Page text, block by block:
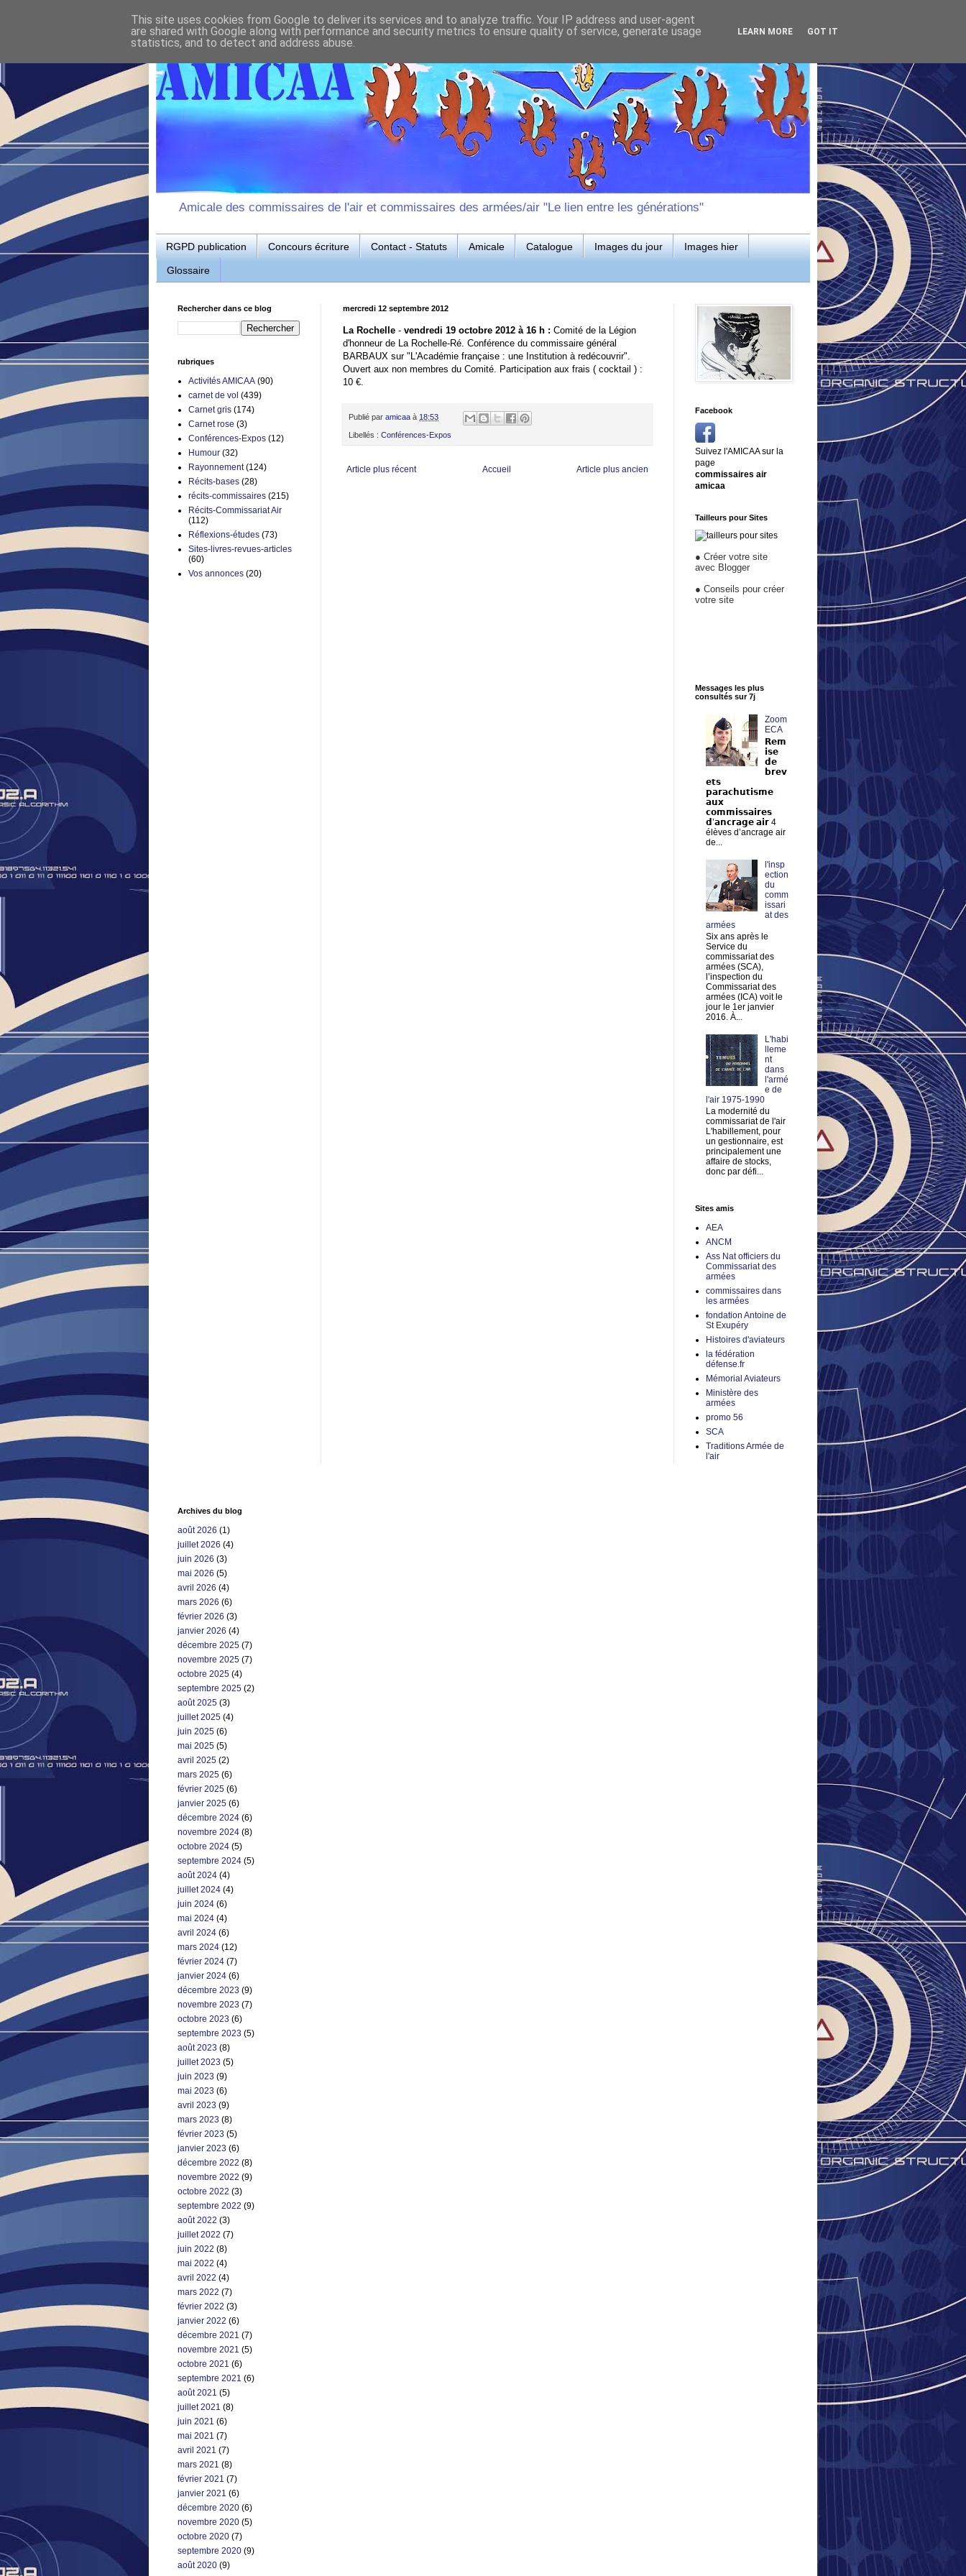
Amicale des commissaires de l'air et commissaires des armées/air "Le lien entre les générations"
RGPD publication Concours écriture Contact - Statuts Amicale Catalogue Images du jour Images hier
Glossaire
mercredi 12 septembre 2012
La Rochelle - vendredi 19 octobre 2012 à 16 h : Comité de la Légion
d'honneur de La Rochelle-Ré. Conférence du commissaire général
BARBAUX sur "L'Académie française : une Institution à redécouvrir".
Ouvert aux non membres du Comité. Participation aux frais ( cocktail ) :
10 €.
Publié par amicaa à 18:53
Libellés : Conférences-Expos
Article plus récent Article plus ancien
Accueil
Rechercher dans ce blog
rubriques
Activités AMICAA (90)
carnet de vol (439)
Carnet gris (174)
Carnet rose (3)
Conférences-Expos (12)
Humour (32)
Rayonnement (124)
Récits-bases (28)
récits-commissaires (215)
Récits-Commissariat Air
(112)
Réflexions-études (73)
Sites-livres-revues-articles
(60)
Vos annonces (20)
Facebook
Suivez l'AMICAA sur la
page
commissaires air
amicaa
Tailleurs pour Sites
● Créer votre site
avec Blogger
● Conseils pour créer
votre site
Messages les plus
consultés sur 7j
Zoom
ECA
𝗥𝗲𝗺
𝗶𝘀𝗲
𝗱𝗲
𝗯𝗿𝗲𝘃
𝗲𝘁𝘀
𝗽𝗮𝗿𝗮𝗰𝗵𝘂𝘁𝗶𝘀𝗺𝗲
𝗮𝘂𝘅
𝗰𝗼𝗺𝗺𝗶𝘀𝘀𝗮𝗶𝗿𝗲𝘀
𝗱’𝗮𝗻𝗰𝗿𝗮𝗴𝗲 𝗮𝗶𝗿 4
élèves d’ancrage air
de...
l'insp
ection
du
comm
issari
at des
armées
Six ans après le
Service du
commissariat des
armées (SCA),
l’inspection du
Commissariat des
armées (ICA) voit le
jour le 1er janvier
2016. À...
L'habi
lleme
nt
dans
l'armé
e de
l'air 1975-1990
La modernité du
commissariat de l'air
L'habillement, pour
un gestionnaire, est
principalement une
affaire de stocks,
donc par défi...
Sites amis
AEA
ANCM
Ass Nat officiers du
Commissariat des
armées
commissaires dans
les armées
fondation Antoine de
St Exupéry
Histoires d'aviateurs
la fédération
défense.fr
Mémorial Aviateurs
Ministère des
armées
promo 56
SCA
Traditions Armée de
l'air
Archives du blog
août 2026 (1)
juillet 2026 (4)
juin 2026 (3)
mai 2026 (5)
avril 2026 (4)
mars 2026 (6)
février 2026 (3)
janvier 2026 (4)
décembre 2025 (7)
novembre 2025 (7)
octobre 2025 (4)
septembre 2025 (2)
août 2025 (3)
juillet 2025 (4)
juin 2025 (6)
mai 2025 (5)
avril 2025 (2)
mars 2025 (6)
février 2025 (6)
janvier 2025 (6)
décembre 2024 (6)
novembre 2024 (8)
octobre 2024 (5)
septembre 2024 (5)
août 2024 (4)
juillet 2024 (4)
juin 2024 (6)
mai 2024 (4)
avril 2024 (6)
mars 2024 (12)
février 2024 (7)
janvier 2024 (6)
décembre 2023 (9)
novembre 2023 (7)
octobre 2023 (6)
septembre 2023 (5)
août 2023 (8)
juillet 2023 (5)
juin 2023 (9)
mai 2023 (6)
avril 2023 (9)
mars 2023 (8)
février 2023 (5)
janvier 2023 (6)
décembre 2022 (8)
novembre 2022 (9)
octobre 2022 (3)
septembre 2022 (9)
août 2022 (3)
juillet 2022 (7)
juin 2022 (8)
mai 2022 (4)
avril 2022 (4)
mars 2022 (7)
février 2022 (3)
janvier 2022 (6)
décembre 2021 (7)
novembre 2021 (5)
octobre 2021 (6)
septembre 2021 (6)
août 2021 (5)
juillet 2021 (8)
juin 2021 (6)
mai 2021 (7)
avril 2021 (7)
mars 2021 (8)
février 2021 (7)
janvier 2021 (6)
décembre 2020 (6)
novembre 2020 (5)
octobre 2020 (7)
septembre 2020 (9)
août 2020 (9)
This site uses cookies from Google to deliver its services and to analyze traffic. Your IP address and user-agent
are shared with Google along with performance and security metrics to ensure quality of service, generate usage
statistics, and to detect and address abuse.
LEARN MORE GOT IT